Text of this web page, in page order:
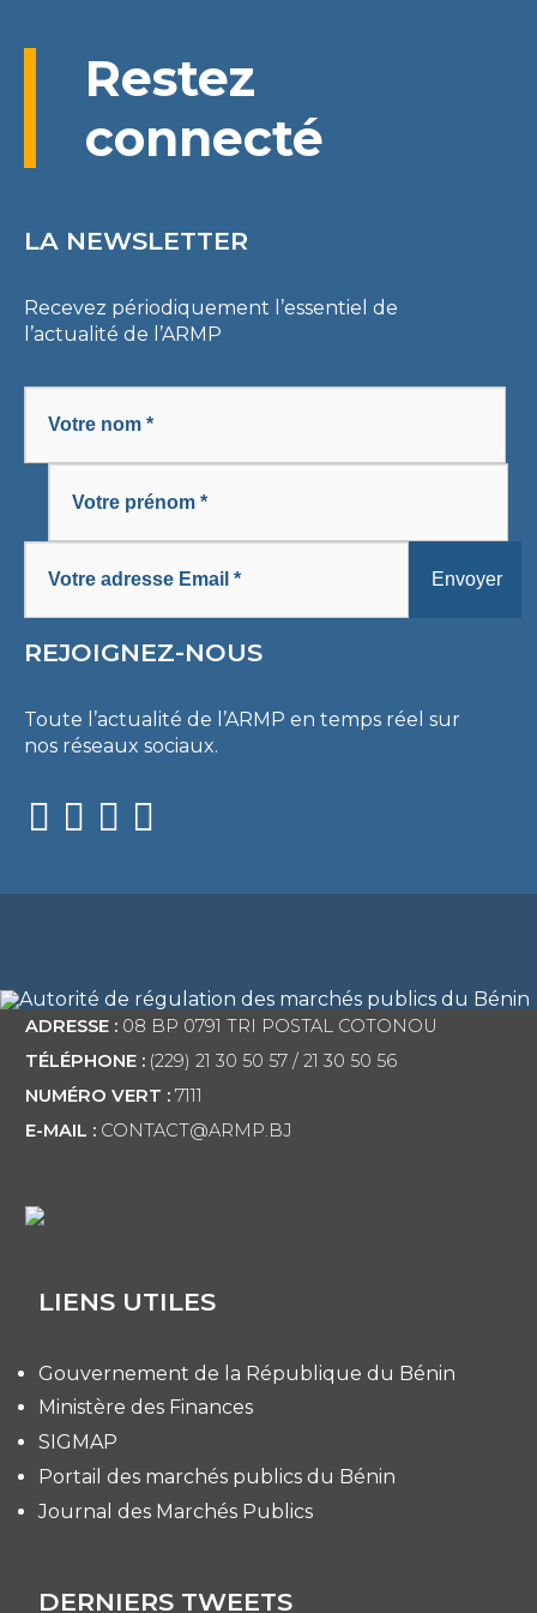
Restez
connecté
LA NEWSLETTER
Recevez périodiquement l’essentiel de
l’actualité de l’ARMP
REJOIGNEZ-NOUS
Toute l’actualité de l’ARMP en temps réel sur
nos réseaux sociaux.
ADRESSE :08 BP 0791 TRI POSTAL COTONOU
TÉLÉPHONE :(229) 21 30 50 57 / 21 30 50 56
NUMÉRO VERT :7111
E-MAIL :CONTACT@ARMP.BJ
LIENS UTILES
Gouvernement de la République du Bénin
Ministère des Finances
SIGMAP
Portail des marchés publics du Bénin
Journal des Marchés Publics
DERNIERS TWEETS